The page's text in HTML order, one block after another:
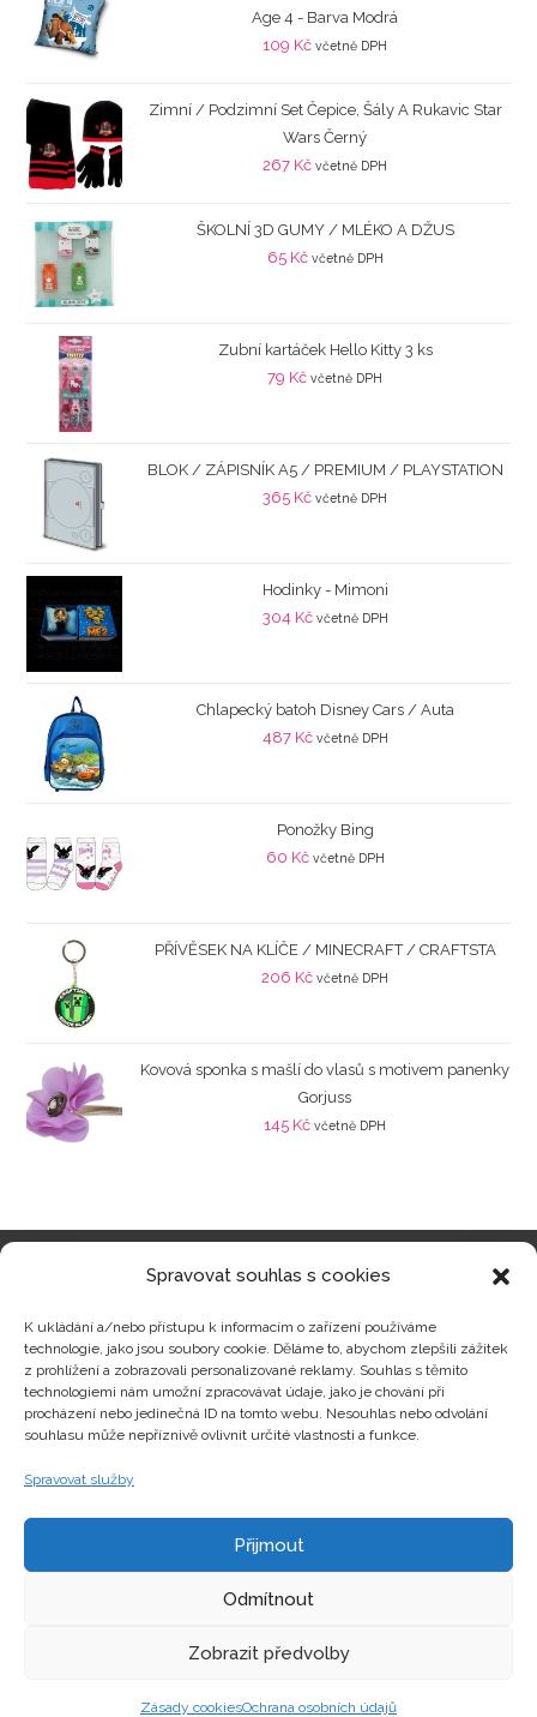
Spravovat souhlas s cookies
K ukládání a/nebo přístupu k informacím o zařízení používáme
technologie, jako jsou soubory cookie. Děláme to, abychom zlepšili zážitek
z prohlížení a zobrazovali personalizované reklamy. Souhlas s těmito
technologiemi nám umožní zpracovávat údaje, jako je chování při
procházení nebo jedinečná ID na tomto webu. Nesouhlas nebo odvolání
souhlasu může nepříznivě ovlivnit určité vlastnosti a funkce.
Spravovat služby
Přijmout
Odmítnout
Zobrazit předvolby
Zásady cookiesOchrana osobních údajů
Age 4 - Barva Modrá
109 Kč včetně DPH
Zimní / Podzimní Set Čepice, Šály A Rukavic Star
Wars Černý
267 Kč včetně DPH
ŠKOLNÍ 3D GUMY / MLÉKO A DŽUS
65 Kč včetně DPH
Zubní kartáček Hello Kitty 3 ks
79 Kč včetně DPH
BLOK / ZÁPISNÍK A5 / PREMIUM / PLAYSTATION
365 Kč včetně DPH
Hodinky - Mimoni
304 Kč včetně DPH
Chlapecký batoh Disney Cars / Auta
487 Kč včetně DPH
Ponožky Bing
60 Kč včetně DPH
PŘÍVĚSEK NA KLÍČE / MINECRAFT / CRAFTSTA
206 Kč včetně DPH
Kovová sponka s mašlí do vlasů s motivem panenky
Gorjuss
145 Kč včetně DPH
Zajímavosti
Kontakty
Copyright © hrackyzfilmu.cz Všechna práva vyhrazena.